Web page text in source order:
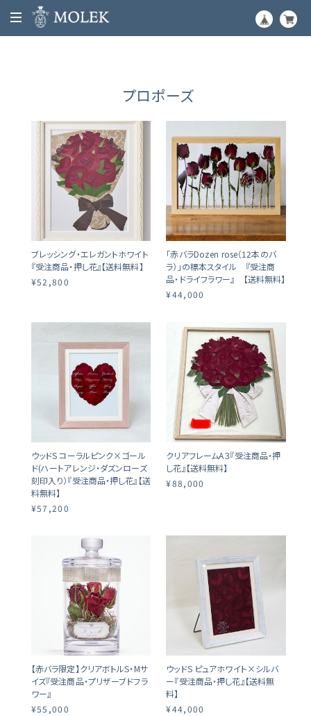
プロポーズ
ブレッシング・エレガントホワイト
『受注商品・押し花』【送料無料】
¥52,800
「赤バラDozen rose（12本のバ
ラ）」の標本スタイル 『受注商
品・ドライフラワー』 【送料無料】
¥44,000
ウッドS コーラルピンク×ゴール
ド(ハートアレンジ・ダズンローズ
刻印入り）『受注商品・押し花』【送
料無料】
¥57,200
クリアフレームA３『受注商品・押
し花』【送料無料】
¥88,000
【赤バラ限定】クリアボトルS・Mサ
イズ『受注商品・プリザーブドフラ
ワー』
¥55,000
ウッドS ピュアホワイト×シルバ
ー『受注商品・押し花』【送料無
料】
¥44,000